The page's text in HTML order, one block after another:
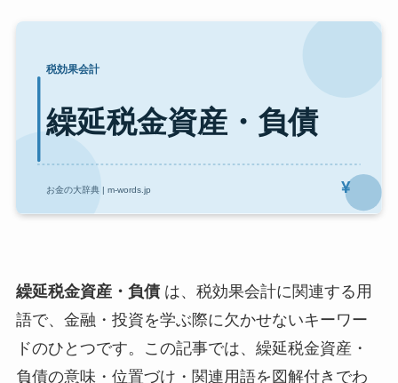
繰延税金資産・負債は、税効果会計に関連する用
語で、金融・投資を学ぶ際に欠かせないキーワー
ドのひとつです。この記事では、繰延税金資産・
負債の意味・位置づけ・関連用語を図解付きでわ